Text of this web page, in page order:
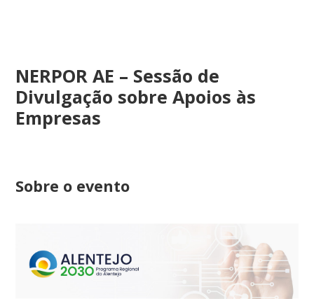
NERPOR AE – Sessão de
Divulgação sobre Apoios às
Empresas
Sobre o evento